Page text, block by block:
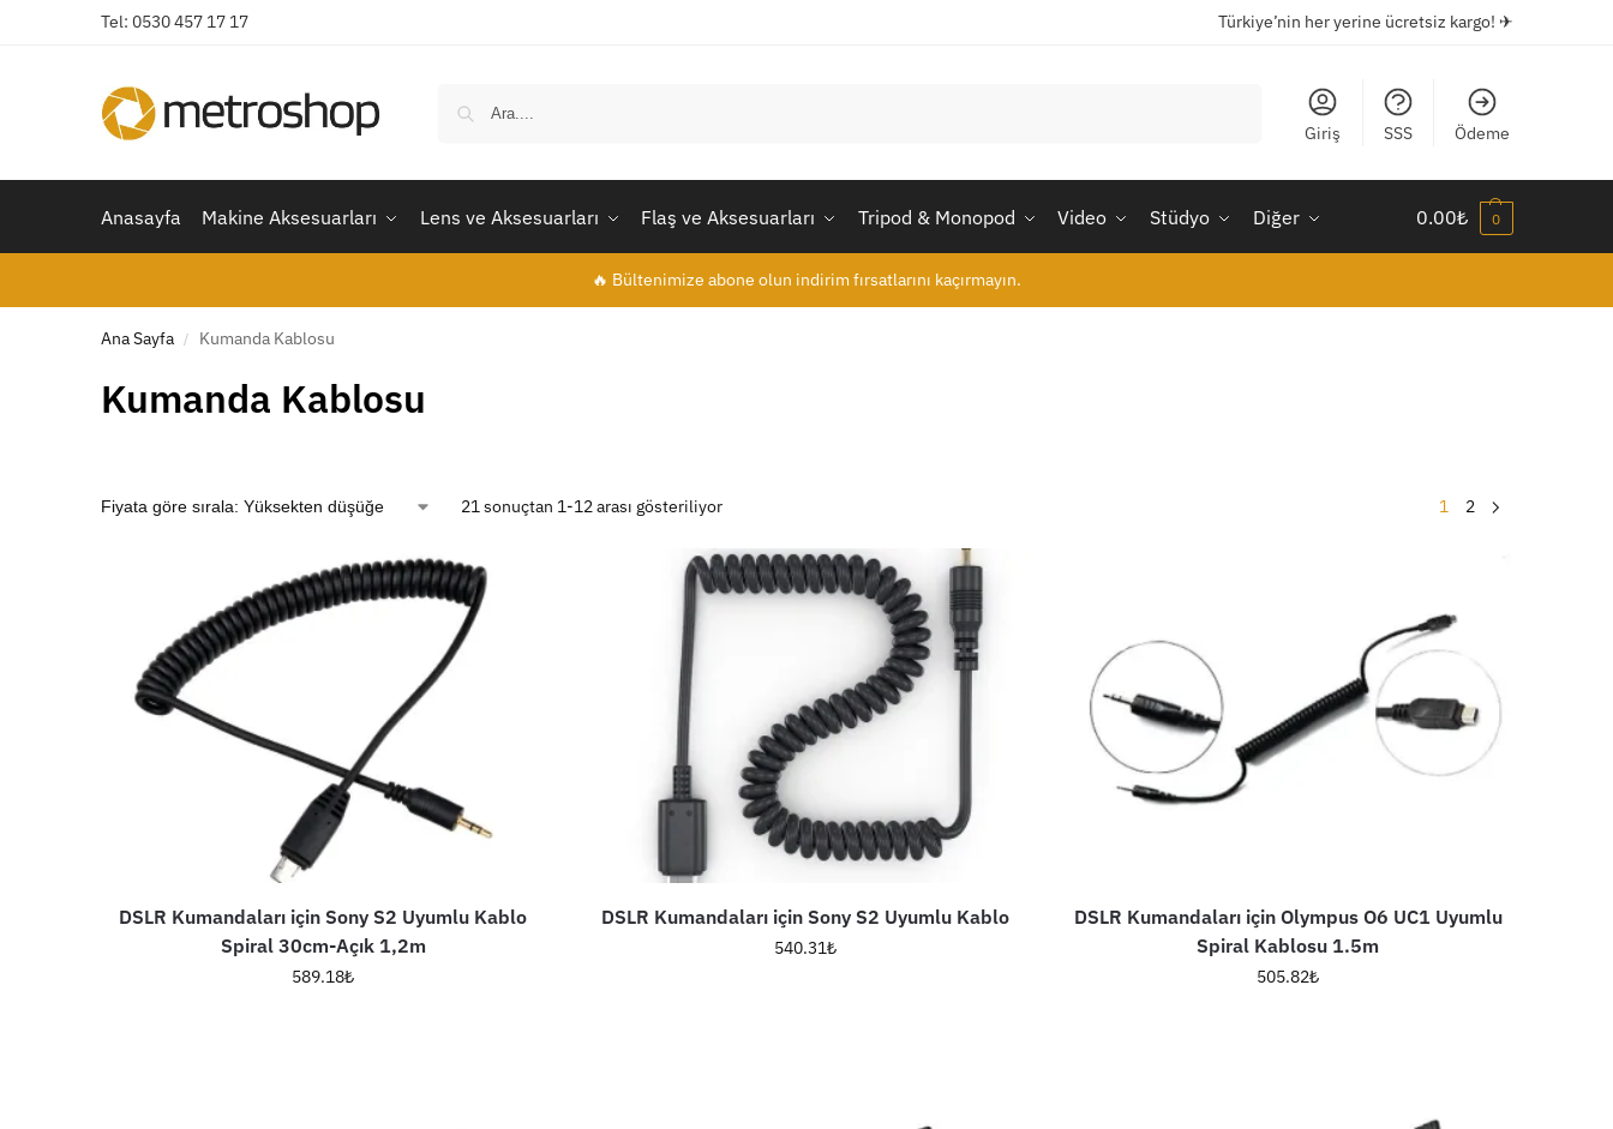
Tel: 0530 457 17 17 Türkiye’nin her yerine ücretsiz kargo! ✈
Giriş SSS Ödeme
Anasayfa Makine Aksesuarları Lens ve Aksesuarları Flaş ve Aksesuarları Tripod & Monopod Video Stüdyo Diğer 0.00₺ 0
🔥 Bültenimize abone olun indirim fırsatlarını kaçırmayın.
Ana Sayfa / Kumanda Kablosu
Kumanda Kablosu
21 sonuçtan 1-12 arası gösteriliyor 1 2
DSLR Kumandaları için Sony S2 Uyumlu Kablo
Spiral 30cm-Açık 1,2m
589.18₺
DSLR Kumandaları için Sony S2 Uyumlu Kablo
540.31₺
DSLR Kumandaları için Olympus O6 UC1 Uyumlu
Spiral Kablosu 1.5m
505.82₺